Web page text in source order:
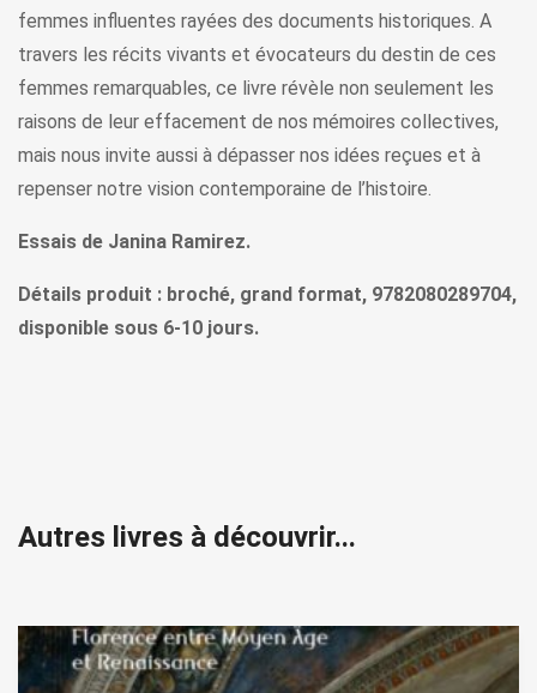
femmes influentes rayées des documents historiques. A
travers les récits vivants et évocateurs du destin de ces
femmes remarquables, ce livre révèle non seulement les
raisons de leur effacement de nos mémoires collectives,
mais nous invite aussi à dépasser nos idées reçues et à
repenser notre vision contemporaine de l’histoire.
Essais de Janina Ramirez.
Détails produit : broché, grand format, 9782080289704,
disponible sous 6-10 jours.
Autres livres à découvrir...